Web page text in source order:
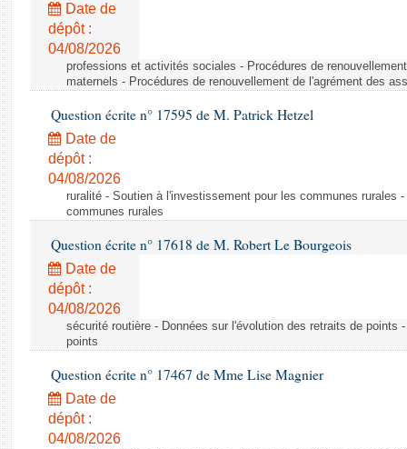
Date de
dépôt :
04/08/2026
professions et activités sociales - Procédures de
maternels - Procédures de renouvellement de l'agrément des
Question écrite n° 17595 de M. Patrick Hetzel
Date de
dépôt :
04/08/2026
ruralité - Soutien à l'investissement pour les communes rurales
communes rurales
Question écrite n° 17618 de M. Robert Le Bourgeois
Date de
dépôt :
04/08/2026
sécurité routière - Données sur l'évolution des retraits de points
points
Question écrite n° 17467 de Mme Lise Magnier
Date de
dépôt :
04/08/2026